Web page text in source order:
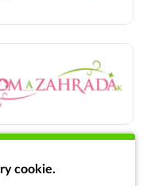
cookie.